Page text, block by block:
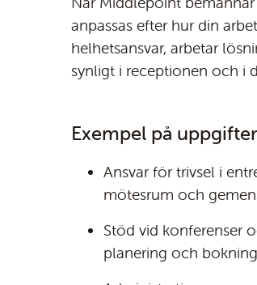
anpassas efter hur din
helhetsansvar, arbetar
synligt i receptionen och i
Exempel på
Ansvar för trivsel i
mötesrum och
Stöd vid konferenser
planering och